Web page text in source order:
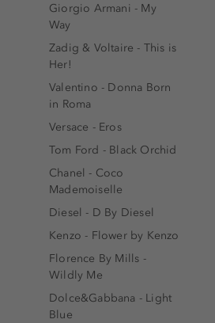
Giorgio Armani - My
Way
Zadig & Voltaire - This is
Her!
Valentino - Donna Born
in Roma
Versace - Eros
Tom Ford - Black Orchid
Chanel - Coco
Mademoiselle
Diesel - D By Diesel
Kenzo - Flower by Kenzo
Florence By Mills -
Wildly Me
Dolce&Gabbana - Light
Blue